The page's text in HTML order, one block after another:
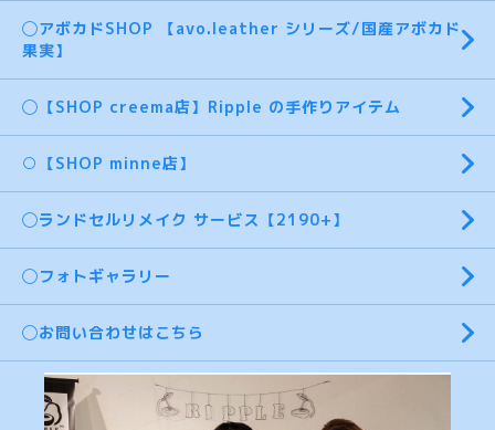
◯アボカドSHOP 【avo.leather シリーズ/国産アボカド
果実】
◯【SHOP creema店】Ripple の手作りアイテム
○【SHOP minne店】
◯ランドセルリメイク サービス【2190+】
◯フォトギャラリー
◯お問い合わせはこちら